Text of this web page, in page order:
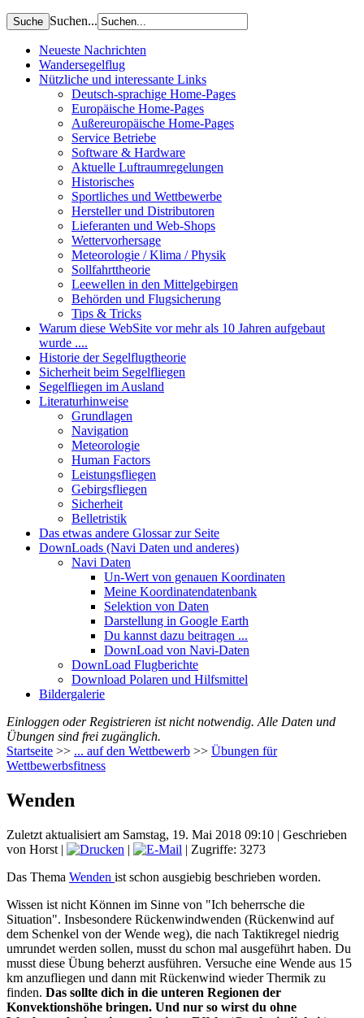
Suchen...
Neueste Nachrichten
Wandersegelflug
Nützliche und interessante Links
Deutsch-sprachige Home-Pages
Europäische Home-Pages
Außereuropäische Home-Pages
Service Betriebe
Software & Hardware
Aktuelle Luftraumregelungen
Historisches
Sportliches und Wettbewerbe
Hersteller und Distributoren
Lieferanten und Web-Shops
Wettervorhersage
Meteorologie / Klima / Physik
Sollfahrttheorie
Leewellen in den Mittelgebirgen
Behörden und Flugsicherung
Tips & Tricks
Warum diese WebSite vor mehr als 10 Jahren aufgebaut
wurde ....
Historie der Segelflugtheorie
Sicherheit beim Segelfliegen
Segelfliegen im Ausland
Literaturhinweise
Grundlagen
Navigation
Meteorologie
Human Factors
Leistungsfliegen
Gebirgsfliegen
Sicherheit
Belletristik
Das etwas andere Glossar zur Seite
DownLoads (Navi Daten und anderes)
Navi Daten
Un-Wert von genauen Koordinaten
Meine Koordinatendatenbank
Selektion von Daten
Darstellung in Google Earth
Du kannst dazu beitragen ...
DownLoad von Navi-Daten
DownLoad Flugberichte
Download Polaren und Hilfsmittel
Bildergalerie
Einloggen oder Registrieren ist nicht notwendig. Alle Daten und
Übungen sind frei zugänglich.
Startseite >> ... auf den Wettbewerb >> Übungen für
Wettbewerbsfitness
Wenden
Zuletzt aktualisiert am Samstag, 19. Mai 2018 09:10 | Geschrieben
von Horst | |
| Zugriffe: 3273
Das Thema Wenden ist schon ausgiebig beschrieben worden.
Wissen ist nicht Können im Sinne von "Ich beherrsche die
Situation". Insbesondere Rückenwindwenden (Rückenwind auf
dem Schenkel von der Wende weg), die nach Taktikregel niedrig
umrundet werden sollen, musst du schon mal ausgeführt haben. Du
musst diese Übung beherzt ausführen. Versuche eine Wende aus 15
km anzufliegen und dann mit Rückenwind wieder Thermik zu
finden. Das sollte dich in die unteren Regionen der
Konvektionshöhe bringen. Und nur so wirst du ohne